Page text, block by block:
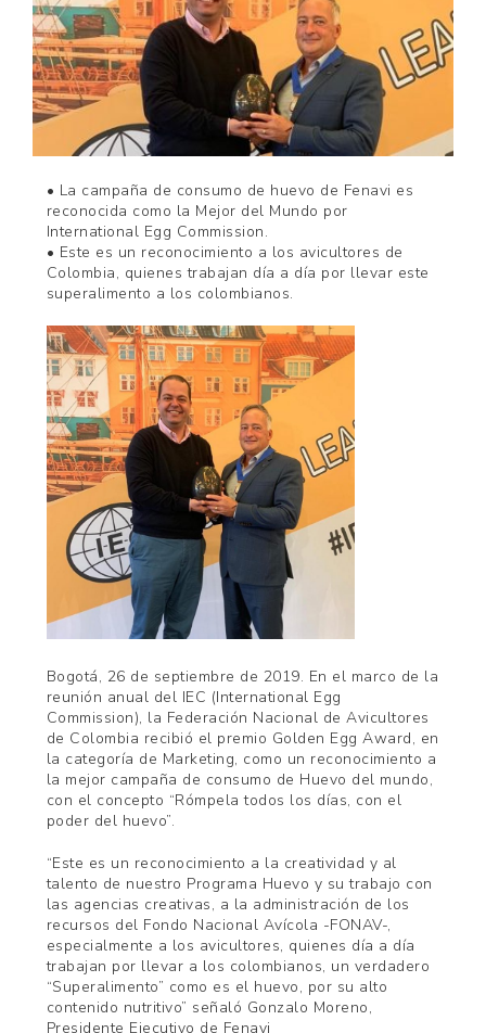
• La campaña de consumo de huevo de Fenavi es
reconocida como la Mejor del Mundo por
International Egg Commission.
• Este es un reconocimiento a los avicultores de
Colombia, quienes trabajan día a día por llevar este
superalimento a los colombianos.
Bogotá, 26 de septiembre de 2019. En el marco de la
reunión anual del IEC (International Egg
Commission), la Federación Nacional de Avicultores
de Colombia recibió el premio Golden Egg Award, en
la categoría de Marketing, como un reconocimiento a
la mejor campaña de consumo de Huevo del mundo,
con el concepto “Rómpela todos los días, con el
poder del huevo”.
“Este es un reconocimiento a la creatividad y al
talento de nuestro Programa Huevo y su trabajo con
las agencias creativas, a la administración de los
recursos del Fondo Nacional Avícola -FONAV-,
especialmente a los avicultores, quienes día a día
trabajan por llevar a los colombianos, un verdadero
“Superalimento” como es el huevo, por su alto
contenido nutritivo” señaló Gonzalo Moreno,
Presidente Ejecutivo de Fenavi